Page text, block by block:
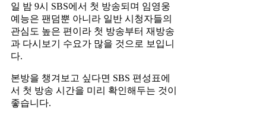
일 밤 9시 SBS에서 첫 방송되며 임영웅
예능은 팬덤뿐 아니라 일반 시청자들의
관심도 높은 편이라 첫 방송부터 재방송
과 다시보기 수요가 많을 것으로 보입니
다.
본방을 챙겨보고 싶다면 SBS 편성표에
서 첫 방송 시간을 미리 확인해두는 것이
좋습니다.